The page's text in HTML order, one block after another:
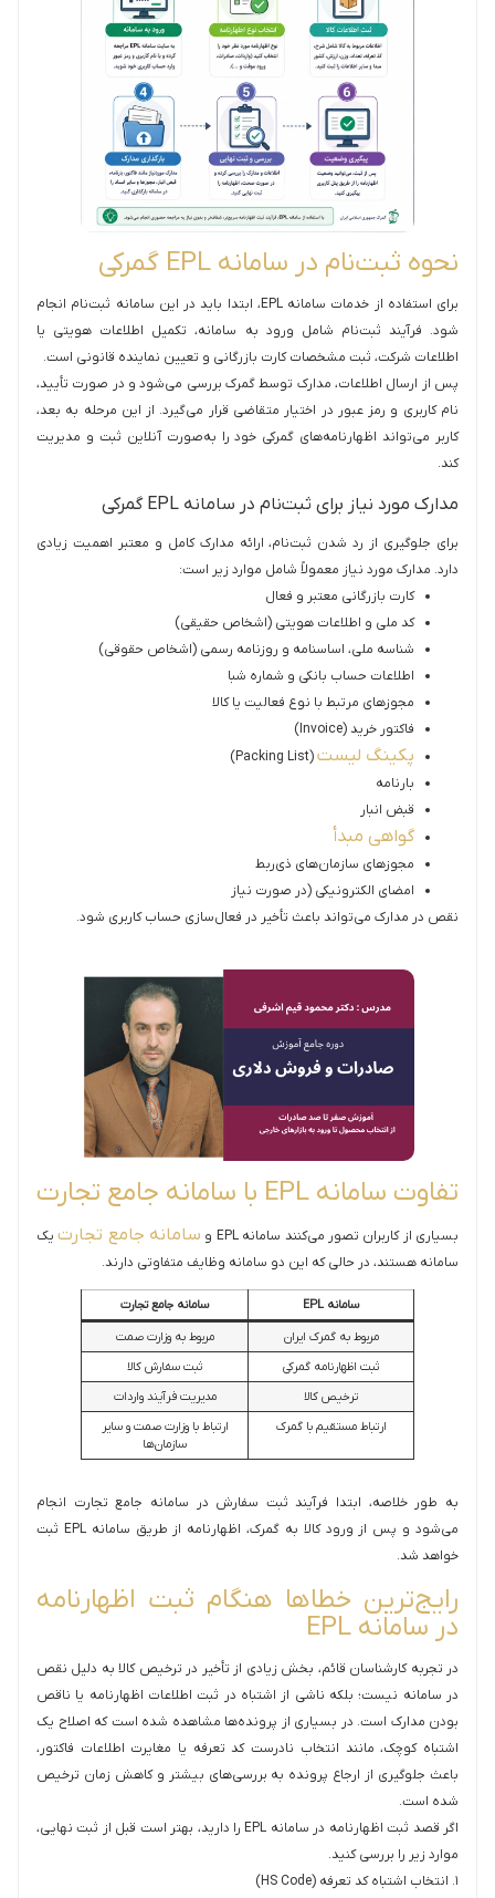
نحوه ثبت‌نام در سامانه EPL گمرکی
برای استفاده از خدمات سامانه EPL، ابتدا باید در این سامانه ثبت‌نام انجام
شود. فرآیند ثبت‌نام شامل ورود به سامانه، تکمیل اطلاعات هویتی یا
اطلاعات شرکت، ثبت مشخصات کارت بازرگانی و تعیین نماینده قانونی است.
پس از ارسال اطلاعات، مدارک توسط گمرک بررسی می‌شود و در صورت تأیید،
نام کاربری و رمز عبور در اختیار متقاضی قرار می‌گیرد. از این مرحله به بعد،
کاربر می‌تواند اظهارنامه‌های گمرکی خود را به‌صورت آنلاین ثبت و مدیریت
کند.
مدارک مورد نیاز برای ثبت‌نام در سامانه EPL گمرکی
برای جلوگیری از رد شدن ثبت‌نام، ارائه مدارک کامل و معتبر اهمیت زیادی
دارد. مدارک مورد نیاز معمولاً شامل موارد زیر است:
کارت بازرگانی معتبر و فعال
کد ملی و اطلاعات هویتی (اشخاص حقیقی)
شناسه ملی، اساسنامه و روزنامه رسمی (اشخاص حقوقی)
اطلاعات حساب بانکی و شماره شبا
مجوزهای مرتبط با نوع فعالیت یا کالا
فاکتور خرید (Invoice)
پکینگ لیست(Packing List)
بارنامه
قبض انبار
گواهی مبدأ
مجوزهای سازمان‌های ذی‌ربط
امضای الکترونیکی (در صورت نیاز
نقص در مدارک می‌تواند باعث تأخیر در فعال‌سازی حساب کاربری شود.
تفاوت سامانه EPL با سامانه جامع تجارت
بسیاری از کاربران تصور می‌کنند سامانه EPL و سامانه جامع تجارتیک
سامانه هستند، در حالی که این دو سامانه وظایف متفاوتی دارند.
سامانه EPL سامانه جامع تجارت
مربوط به گمرک ایران
مربوط به وزارت صمت
ثبت اظهارنامه گمرکی
ثبت سفارش کالا
ترخیص کالا
مدیریت فرآیند واردات
ارتباط مستقیم با گمرک
ارتباط با وزارت صمت و سایر
سازمان‌ها
به طور خلاصه، ابتدا فرآیند ثبت سفارش در سامانه جامع تجارت انجام
می‌شود و پس از ورود کالا به گمرک، اظهارنامه از طریق سامانه EPL ثبت
خواهد شد.
رایج‌ترین خطاها هنگام ثبت اظهارنامه
در سامانه EPL
در تجربه کارشناسان قائم، بخش زیادی از تأخیر در ترخیص کالا به دلیل نقص
در سامانه نیست؛ بلکه ناشی از اشتباه در ثبت اطلاعات اظهارنامه یا ناقص
بودن مدارک است. در بسیاری از پرونده‌ها مشاهده شده است که اصلاح یک
اشتباه کوچک، مانند انتخاب نادرست کد تعرفه یا مغایرت اطلاعات فاکتور،
باعث جلوگیری از ارجاع پرونده به بررسی‌های بیشتر و کاهش زمان ترخیص
شده است.
اگر قصد ثبت اظهارنامه در سامانه EPL را دارید، بهتر است قبل از ثبت نهایی،
موارد زیر را بررسی کنید.
۱. انتخاب اشتباه کد تعرفه (HS Code)